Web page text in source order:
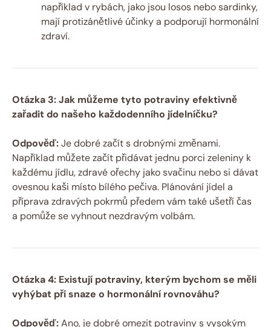
například v rybách, jako jsou losos nebo sardinky,
mají protizánětlivé účinky a podporují hormonální
zdraví.
Otázka 3: Jak můžeme tyto potraviny efektivně
zařadit do našeho každodenního jídelníčku?
Odpověď:Je dobré začít s drobnými změnami.
Například můžete začít přidávat jednu porci zeleniny k
každému jídlu, zdravé ořechy jako svačinu nebo si dávat
ovesnou kaši místo bílého pečiva. Plánování jídel a
příprava zdravých pokrmů předem vám také ušetří čas
a pomůže se vyhnout nezdravým volbám.
Otázka 4: Existují potraviny, kterým bychom se měli
vyhýbat při snaze o hormonální rovnováhu?
Odpověď:Ano, je dobré omezit potraviny s vysokým